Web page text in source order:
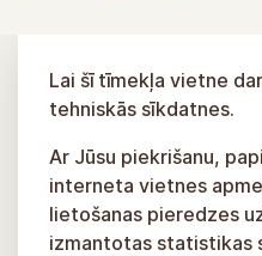
Lai šī tīmekļa vietne
tehniskās sīkdatnes.
Ar Jūsu piekrišanu,
interneta vietnes
lietošanas pieredzes
izmantotas statistikas